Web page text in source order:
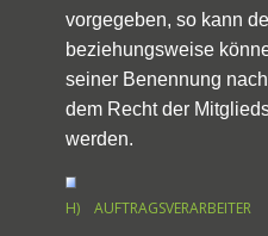
vorgegeben, so kann
beziehungsweise
seiner Benennung
dem Recht der
werden.
H) AUFTRAGSVERARBEITER